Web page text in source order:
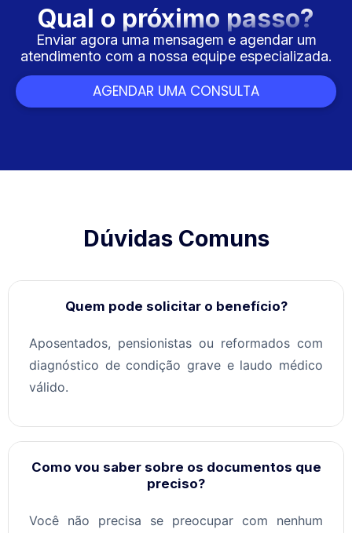
Qual o próximo passo?
Enviar agora uma mensagem e agendar um
atendimento com a nossa equipe especializada.
AGENDAR UMA CONSULTA
Dúvidas Comuns
Quem pode solicitar o benefício?
Aposentados, pensionistas ou reformados com
diagnóstico de condição grave e laudo médico
válido.
Como vou saber sobre os documentos que
preciso?
Você não precisa se preocupar com nenhum